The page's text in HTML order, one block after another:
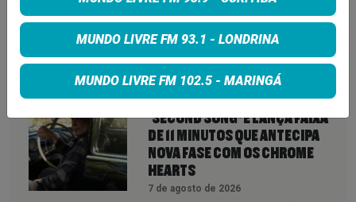
FLEETWOOD MAC PARA 2027
7 de agosto de 2026
NEIL YOUNG ANUNCIA ÁLBUM
‘SECOND SONG’ E LANÇA FAIXA
DE 11 MINUTOS QUE ANTECIPA
NOVA FASE COM OS CHROME
HEARTS
7 de agosto de 2026
MUNDO LIVRE FM 93.1 - LONDRINA
MUNDO LIVRE FM 102.5 - MARINGÁ